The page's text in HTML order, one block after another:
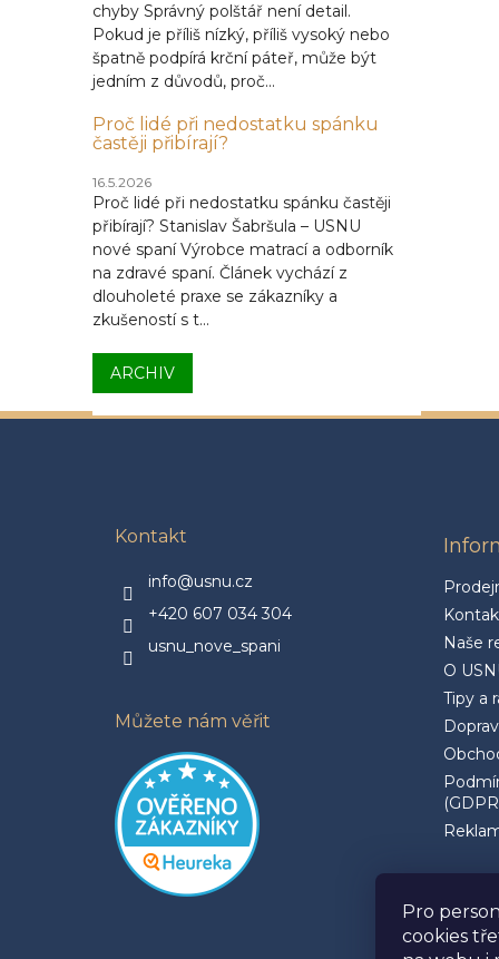
Pro
cookies
chyby Správný polštář není detail.
Pokud je příliš nízký, příliš vysoký nebo
špatně podpírá krční páteř, může být
jedním z důvodů, proč...
Proč lidé při nedostatku spánku
častěji přibírají?
16.5.2026
Proč lidé při nedostatku spánku častěji
přibírají? Stanislav Šabršula – USNU
nové spaní Výrobce matrací a odborník
na zdravé spaní. Článek vychází z
dlouholeté praxe se zákazníky a
zkušeností s t...
ARCHIV
Kontakt
info@usnu.cz
+420 607 034 304
usnu_nove_spani
Můžete nám věřit
Naše
O
Tipy a